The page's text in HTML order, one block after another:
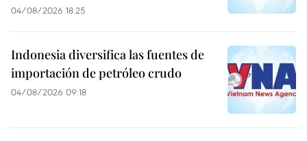
04/08/2026 18:25
Indonesia diversifica las fuentes de
importación de petróleo crudo
04/08/2026 09:18